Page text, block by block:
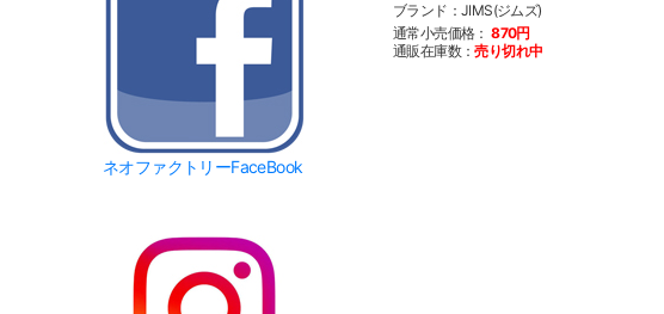
ネオファクトリーFaceBook
ブランド：JIMS(ジムズ)
通常小売価格： 870円
通販在庫数：売り切れ中